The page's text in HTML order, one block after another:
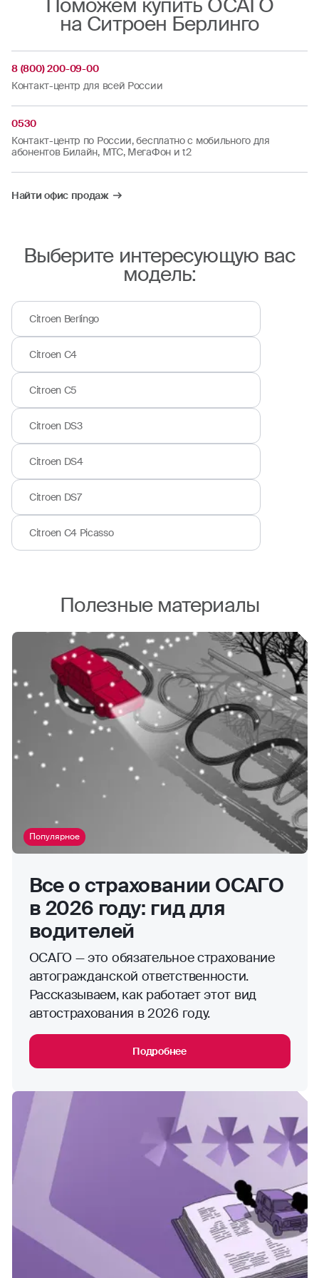
Поможем купить ОСАГО
на Ситроен Берлинго
8 (800) 200-09-00
Контакт-центр для всей России
0530
Контакт-центр по России, бесплатно с мобильного для
абонентов Билайн, МТС, МегаФон и t2
Найти офис продаж
Выберите интересующую вас
модель:
Citroen Berlingo
Citroen C4
Citroen C5
Citroen DS3
Citroen DS4
Citroen DS7
Citroen C4 Picasso
Полезные материалы
Популярное
Все о страховании ОСАГО
в 2026 году: гид для
водителей
ОСАГО — это обязательное страхование
автогражданской ответственности.
Рассказываем, как работает этот вид
автострахования в 2026 году.
Подробнее